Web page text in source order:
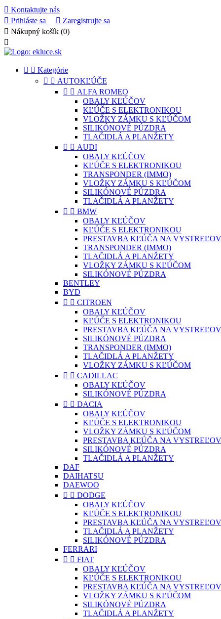
 Kontaktujte nás
 Prihláste sa  Zaregistrujte sa
 Nákupný košík (0)

  Kategórie
  AUTOKĽÚČE
  ALFA ROMEO
OBALY KĽÚČOV
KĽÚČE S ELEKTRONIKOU
VLOŽKY ZÁMKU S KĽÚČOM
SILIKÓNOVÉ PÚZDRA
TLAČIDLÁ A PLANŽETY
  AUDI
OBALY KĽÚČOV
KĽÚČE S ELEKTRONIKOU
TRANSPONDER (IMMO)
VLOŽKY ZÁMKU S KĽÚČOM
SILIKÓNOVÉ PÚZDRA
TLAČIDLÁ A PLANŽETY
  BMW
OBALY KĽÚČOV
KĽÚČE S ELEKTRONIKOU
PRESTAVBA KĽÚČA NA
TRANSPONDER (IMMO)
TLAČIDLÁ A PLANŽETY
VLOŽKY ZÁMKU S KĽÚČOM
SILIKÓNOVÉ PÚZDRA
BENTLEY
BYD
  CITROEN
OBALY KĽÚČOV
KĽÚČE S ELEKTRONIKOU
PRESTAVBA KĽÚČA NA
SILIKÓNOVÉ PÚZDRA
TRANSPONDER (IMMO)
TLAČIDLÁ A PLANŽETY
VLOŽKY ZÁMKU S KĽÚČOM
  CADILLAC
OBALY KĽÚČOV
SILIKÓNOVÉ PÚZDRA
  DACIA
OBALY KĽÚČOV
KĽÚČE S ELEKTRONIKOU
VLOŽKY ZÁMKU S KĽÚČOM
PRESTAVBA KĽÚČA NA
SILIKÓNOVÉ PÚZDRA
TLAČIDLÁ A PLANŽETY
DAF
DAIHATSU
DAEWOO
  DODGE
OBALY KĽÚČOV
KĽÚČE S ELEKTRONIKOU
PRESTAVBA KĽÚČA NA
TLAČIDLÁ A PLANŽETY
SILIKÓNOVÉ PÚZDRA
FERRARI
  FIAT
OBALY KĽÚČOV
KĽÚČE S ELEKTRONIKOU
PRESTAVBA KĽÚČA NA
VLOŽKY ZÁMKU S KĽÚČOM
SILIKÓNOVÉ PÚZDRA
TLAČIDLÁ A PLANŽETY